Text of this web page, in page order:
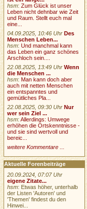
hsm:Zum Glück ist unser
Leben nicht dehnbar wie Zeit
und Raum. Stellt euch mal
eine...
04.09.2025, 10:46 Uhr Des
Menschen Leben...
hsm:Und manchmal kann
das Leben ein ganz schönes
Arschloch sein....
22.08.2025, 13:49 Uhr Wenn
die Menschen ...
hsm:Man kann doch aber
auch mit netten Menschen
ein entspanntes und
gemütliches Pla...
22.08.2025, 09:30 Uhr Nur
wer sein Ziel ...
hsm:Allerdings: Umwege
erhöhen die Ortskenntnisse -
und sie sind wertvoll und
bereic...
weitere Kommentare ...
Aktuelle Forenbeiträge
20.09.2024, 07:07 Uhr
eigene Zitate...
hsm: Etwas höher, unterhalb
der Listen 'Autoren' und
'Themen' findest du den
Hinwei...